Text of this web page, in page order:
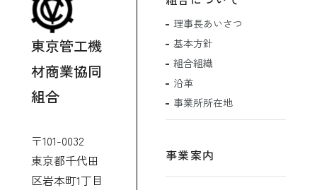
東京管工機
材商業協同
組合
〒101-0032
東京都千代田
区岩本町1丁目
理事長あいさつ
基本方針
組合組織
沿革
事業所所在地
事業案内